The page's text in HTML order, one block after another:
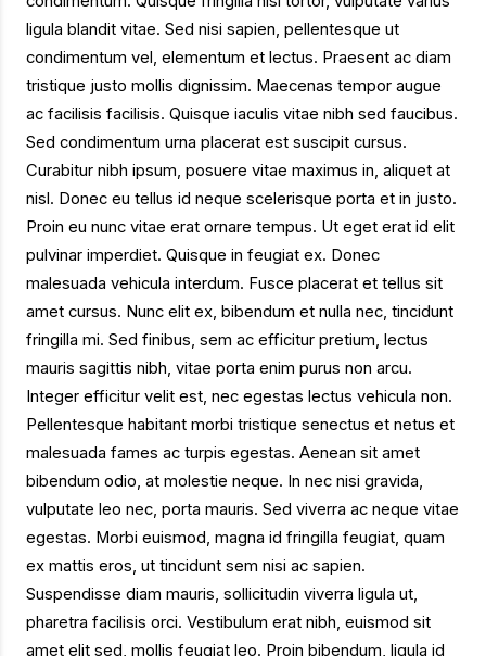
ligula blandit vitae. Sed nisi sapien, pellentesque ut
condimentum vel, elementum et lectus. Praesent ac diam
tristique justo mollis dignissim. Maecenas tempor augue
ac facilisis facilisis. Quisque iaculis vitae nibh sed faucibus.
Sed condimentum urna placerat est suscipit cursus.
Curabitur nibh ipsum, posuere vitae maximus in, aliquet at
nisl. Donec eu tellus id neque scelerisque porta et in justo.
Proin eu nunc vitae erat ornare tempus. Ut eget erat id elit
pulvinar imperdiet. Quisque in feugiat ex. Donec
malesuada vehicula interdum. Fusce placerat et tellus sit
amet cursus. Nunc elit ex, bibendum et nulla nec, tincidunt
fringilla mi. Sed finibus, sem ac efficitur pretium, lectus
mauris sagittis nibh, vitae porta enim purus non arcu.
Integer efficitur velit est, nec egestas lectus vehicula non.
Pellentesque habitant morbi tristique senectus et netus et
malesuada fames ac turpis egestas. Aenean sit amet
bibendum odio, at molestie neque. In nec nisi gravida,
vulputate leo nec, porta mauris. Sed viverra ac neque vitae
egestas. Morbi euismod, magna id fringilla feugiat, quam
ex mattis eros, ut tincidunt sem nisi ac sapien.
Suspendisse diam mauris, sollicitudin viverra ligula ut,
pharetra facilisis orci. Vestibulum erat nibh, euismod sit
amet elit sed, mollis feugiat leo. Proin bibendum, ligula id